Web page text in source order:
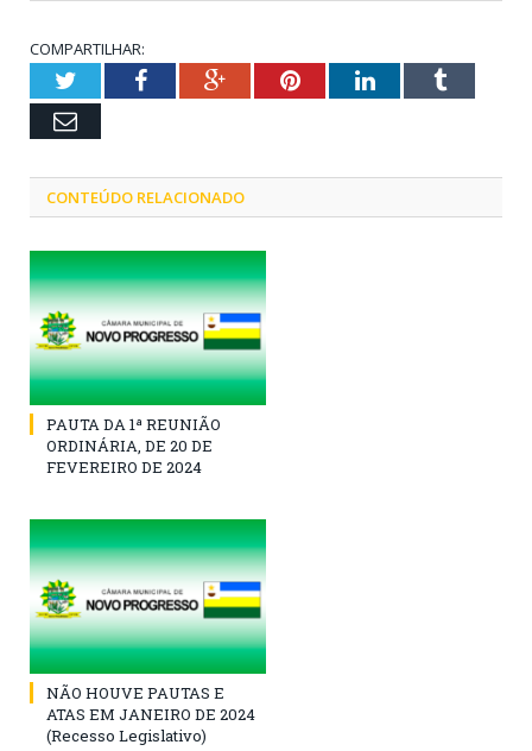
COMPARTILHAR:
TwitterFacebookGoogle+PinterestLinkedInTumblr
Email
CONTEÚDO RELACIONADO
PAUTA DA 1ª REUNIÃO
ORDINÁRIA, DE 20 DE
FEVEREIRO DE 2024
NÃO HOUVE PAUTAS E
ATAS EM JANEIRO DE 2024
(Recesso Legislativo)